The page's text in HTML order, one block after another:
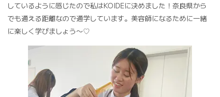
しているように感じたので私はKOIDEに決めました！奈良県から
でも通える距離なので通学しています。美容師になるために一緒
に楽しく学びましょう〜♡